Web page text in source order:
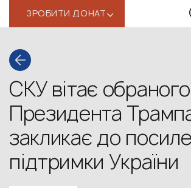
ЗРОБИТИ ДОНАТ‹
СКУ вітає обраного
Президента
закликає до
підтримки України